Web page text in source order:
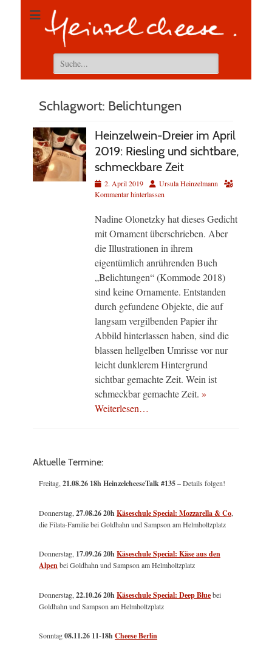
Suchen
nach:
Schlagwort: Belichtungen
Heinzelwein-Dreier im April
2019: Riesling und sichtbare,
schmeckbare Zeit
Veröffentlicht
am
2. April 2019 AutorUrsula Heinzelmann
Kommentar hinterlassen
Nadine Olonetzky hat dieses Gedicht
mit Ornament überschrieben. Aber
die Illustrationen in ihrem
eigentümlich anrührenden Buch
„Belichtungen“ (Kommode 2018)
sind keine Ornamente. Entstanden
durch gefundene Objekte, die auf
langsam vergilbenden Papier ihr
Abbild hinterlassen haben, sind die
blassen hellgelben Umrisse vor nur
leicht dunklerem Hintergrund
sichtbar gemachte Zeit. Wein ist
schmeckbar gemachte Zeit. »
Weiterlesen…
Aktuelle Termine:
Freitag,21.08.26 18h HeinzelcheeseTalk #135– Details folgen!
Donnerstag,27.08.26 20hKäseschule Special: Mozzarella & Co,
die Filata-Familie bei Goldhahn und Sampson am Helmholtzplatz
Donnerstag, 17.09.26 20hKäseschule Special: Käse aus den
Alpenbei Goldhahn und Sampson am Helmholtzplatz
Donnerstag,22.10.26 20hKäseschule Special: Deep Bluebei
Goldhahn und Sampson am Helmholtzplatz
Sonntag08.11.26 11-18hCheese Berlin